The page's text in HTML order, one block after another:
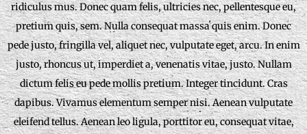
ridiculus mus. Donec quam felis, ultricies nec, pellentesque eu,
pretium quis, sem. Nulla consequat massa quis enim. Donec
pede justo, fringilla vel, aliquet nec, vulputate eget, arcu. In enim
justo, rhoncus ut, imperdiet a, venenatis vitae, justo. Nullam
dictum felis eu pede mollis pretium. Integer tincidunt. Cras
dapibus. Vivamus elementum semper nisi. Aenean vulputate
eleifend tellus. Aenean leo ligula, porttitor eu, consequat vitae,